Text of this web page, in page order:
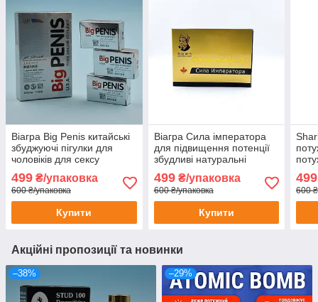
Віагра Big Penis китайські
збуджуючі пігулки для
чоловіків для сексу
потенції ерекції потужний
збуджуючий засіб Viagra
12 шт
499 ₴/упаковка
600 ₴/упаковка
Купити
Віагра Сила імператора
для підвищення потенції
збудливі натуральні
препарати для чоловіків
Viagra 8 шт
499₴/упаковка
600 ₴/упаковка
Купити
шт
499
600
Акційні пропозиції та новинки
–38% –29%